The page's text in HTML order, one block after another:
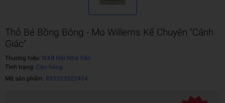
Thỏ Bé Bồng Bông - Mo Willems Kể Chuyện "Cảnh
Giác"
Thương hiệu: NXB Hội Nhà Văn
Tình trạng: Còn hàng
Mã sản phẩm: 893523522454